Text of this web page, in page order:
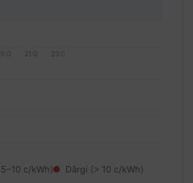
21:00 23:00
c/kWh) Dārgi (> 10 c/kWh)